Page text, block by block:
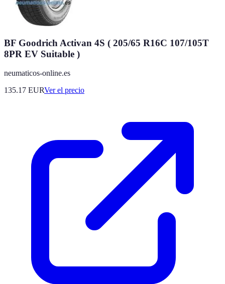
BF Goodrich Activan 4S ( 205/65 R16C 107/105T
8PR EV Suitable )
neumaticos-online.es
135.17 EURVer el precio